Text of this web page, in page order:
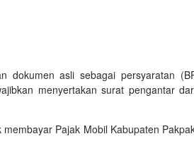
dokumen asli sebagai persyaratan
menyertakan surat pengantar
Pajak Mobil Kabupaten